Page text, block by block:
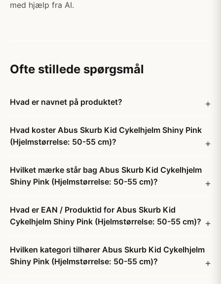
med hjælp fra AI.
Ofte stillede spørgsmål
Hvad er navnet på produktet?
Hvad koster Abus Skurb Kid Cykelhjelm Shiny Pink
(Hjelmstørrelse: 50-55 cm)?
Hvilket mærke står bag Abus Skurb Kid Cykelhjelm
Shiny Pink (Hjelmstørrelse: 50-55 cm)?
Hvad er EAN / Produktid for Abus Skurb Kid
Cykelhjelm Shiny Pink (Hjelmstørrelse: 50-55 cm)?
Hvilken kategori tilhører Abus Skurb Kid Cykelhjelm
Shiny Pink (Hjelmstørrelse: 50-55 cm)?